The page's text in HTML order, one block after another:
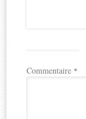
Commentaire *